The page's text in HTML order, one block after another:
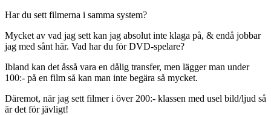
Har du sett filmerna i samma system?
Mycket av vad jag sett kan jag absolut inte klaga på, & endå jobbar
jag med sånt här. Vad har du för DVD-spelare?
Ibland kan det åsså vara en dålig transfer, men lägger man under
100:- på en film så kan man inte begära så mycket.
Däremot, när jag sett filmer i över 200:- klassen med usel bild/ljud så
är det för jävligt!